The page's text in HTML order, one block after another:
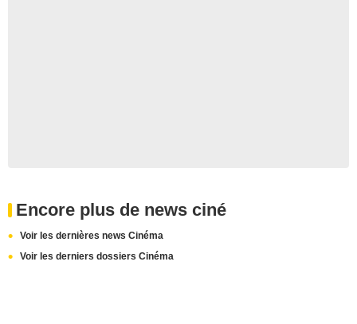
Encore plus de news ciné
Voir les dernières news Cinéma
Voir les derniers dossiers Cinéma